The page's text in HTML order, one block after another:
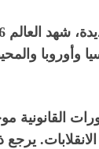
شهد العالم
وأوروبا
القانونية
. يرجع